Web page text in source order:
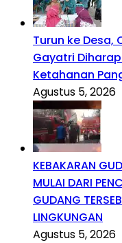
Turun ke
Gayatri
Ketahanan
Agustus 5, 2026
KEBAKARAN
MULAI DARI
GUDANG
LINGKUNGAN
Agustus 5, 2026